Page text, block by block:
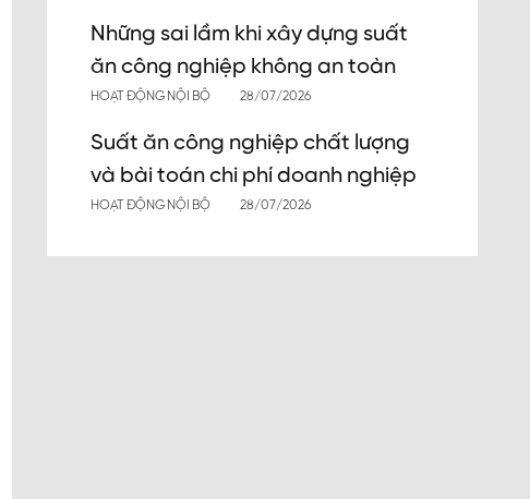
Những sai lầm khi xây dựng suất
ăn công nghiệp không an toàn
HOẠT ĐỘNG NỘI BỘ 28/07/2026
Suất ăn công nghiệp chất lượng
và bài toán chi phí doanh nghiệp
HOẠT ĐỘNG NỘI BỘ 28/07/2026